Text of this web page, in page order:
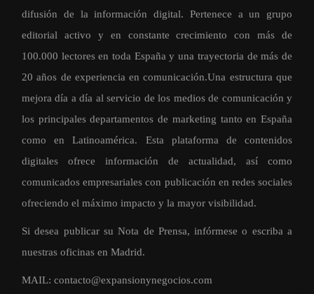
difusión de la información digital. Pertenece a un grupo
editorial activo y en constante crecimiento con más de
100.000 lectores en toda España y una trayectoria de más de
20 años de experiencia en comunicación.Una estructura que
mejora día a día al servicio de los medios de comunicación y
los principales departamentos de marketing tanto en España
como en Latinoamérica. Esta plataforma de contenidos
digitales ofrece información de actualidad, así como
comunicados empresariales con publicación en redes sociales
ofreciendo el máximo impacto y la mayor visibilidad.
Si desea publicar su Nota de Prensa, infórmese o escriba a
nuestras oficinas en Madrid.
MAIL: contacto@expansionynegocios.com